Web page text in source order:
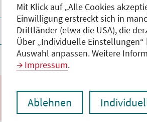
Mit Klick auf „Alle Cookies
Einwilligung erstreckt sich in
Drittländer (etwa die USA), die
Über „Individuelle
Auswahl anpassen. Weitere
Impressum.
Ablehnen
Filter zurücksetzen